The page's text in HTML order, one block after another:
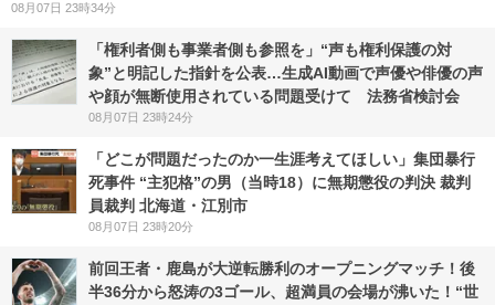
08月07日 23時34分
「権利者側も事業者側も参照を」“声も権利保護の対
象”と明記した指針を公表…生成AI動画で声優や俳優の声
や顔が無断使用されている問題受けて 法務省検討会
08月07日 23時24分
「どこが問題だったのか一生涯考えてほしい」集団暴行
死事件 “主犯格”の男（当時18）に無期懲役の判決 裁判
員裁判 北海道・江別市
08月07日 23時20分
前回王者・鹿島が大逆転勝利のオープニングマッチ！後
半36分から怒涛の3ゴール、超満員の会場が沸いた！“世